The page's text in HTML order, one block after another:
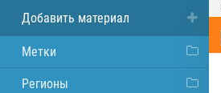
Добавить материал
Метки
Регионы